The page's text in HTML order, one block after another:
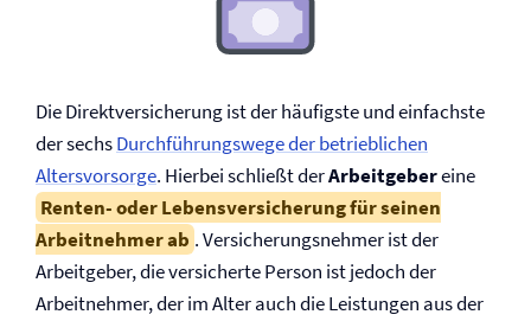
Die Direkt­versicherung ist der häufigste und einfachste
der sechsDurchführungswege der betrieblichen
Altersvorsorge. Hierbei schließt derArbeitgebereine
Renten- oder Lebens­versicherung für seinen
Arbeitnehmer ab . Versicherungsnehmer ist der
Arbeitgeber, die versicherte Person ist jedoch der
Arbeitnehmer, der im Alter auch die Leistungen aus der